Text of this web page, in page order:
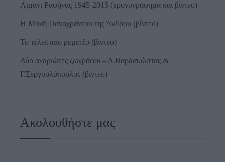
Λιμάνι Ραφήνας 1945-2015 (χρονογράφημα και βίντεο)
Η Μονή Παναχράντου της Άνδρου (βίντεο)
Το τελευταίο ρεμέτζο (βίντεο)
Δύο ανδριώτες ζωγράφοι – Δ.Βαρδακώστας &
Γ.Σεργουλόπουλος (βίντεο)
Ακολουθήστε μας